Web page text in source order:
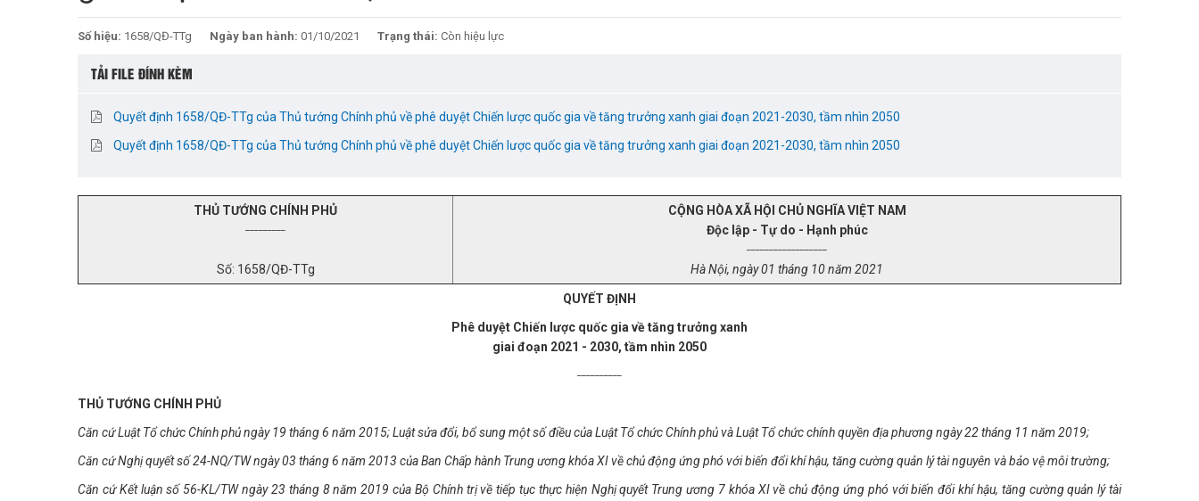
Số hiệu: 1658/QĐ-TTg Ngày ban hành: 01/10/2021 Trạng thái: Còn hiệu lực
TẢI FILE ĐÍNH KÈM
Quyết định 1658/QĐ-TTg của Thủ tướng Chính phủ về phê duyệt Chiến lược quốc gia về tăng trưởng xanh giai đoạn 2021-2030, tầm nhìn 2050
Quyết định 1658/QĐ-TTg của Thủ tướng Chính phủ về phê duyệt Chiến lược quốc gia về tăng trưởng xanh giai đoạn 2021-2030, tầm nhìn 2050
THỦ TƯỚNG CHÍNH PHỦ
Số: 1658/QĐ-TTg
CỘNG HÒA XÃ HỘI CHỦ NGHĨA VIỆT NAM
Độc lập - Tự do - Hạnh phúc
Hà Nội, ngày01 tháng 10năm 2021
QUYẾT ĐỊNH
Phê duyệt Chiến lược quốc gia về tăng trưởng xanh
giai đoạn 2021 - 2030, tầm nhìn 2050
THỦ TƯỚNG CHÍNH PHỦ
Căn cứLuật Tổ chức Chính phủ ngày 19 tháng 6 năm 2015; Luật sửa đổi, bổ sung một số điều của Luật Tổ chức Chính phủ và Luật Tổ chức chính quyền địa phương ngày 22 tháng 11 năm 2019;
Căn cứNghị quyết số 24-NQ/TW ngày 03 tháng 6 năm 2013 của Ban Chấp hành Trung ương khóa XI về chủ động ứng phó với biến đổi khí hậu, tăng cường quản lý tài nguyên và bảo vệ môi trường;
Căn cứKết luận số 56-KL/TW ngày 23 tháng 8 năm 2019 của Bộ Chính trị về tiếp tục thực hiện Nghị quyết Trung ương 7 khóa XI về chủ động ứng phó với biến đổi khíhậu, tăng cường quản lý tài